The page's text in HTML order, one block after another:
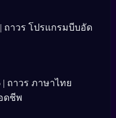
| ถาวร โปรแกรมบีบอัด
| ถาวร ภาษาไทย
ดชีพ